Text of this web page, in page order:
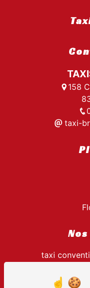
158
taxi-
taxi